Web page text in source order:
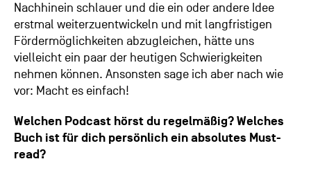
Nachhinein schlauer und die ein oder andere Idee
erstmal weiterzuentwickeln und mit langfristigen
Fördermöglichkeiten abzugleichen, hätte uns
vielleicht ein paar der heutigen Schwierigkeiten
nehmen können. Ansonsten sage ich aber nach wie
vor: Macht es einfach!
Welchen Podcast hörst du regelmäßig? Welches
Buch ist für dich persönlich ein absolutes Must-
read?